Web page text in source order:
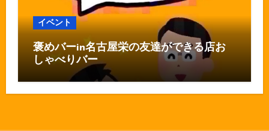
イベント
褒めバーin名古屋栄の友達ができる店お
しゃべりバー